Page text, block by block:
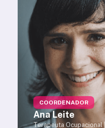
COORDENADOR
Ana Leite
Terapeuta Ocupacional |